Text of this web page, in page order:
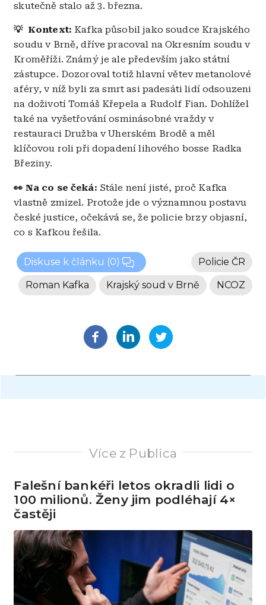
skutečně stalo až 3. března.
💡 Kontext: Kafka působil jako soudce Krajského
soudu v Brně, dříve pracoval na Okresním soudu v
Kroměříži. Známý je ale především jako státní
zástupce. Dozoroval totiž hlavní větev metanolové
aféry, v níž byli za smrt asi padesáti lidí odsouzeni
na doživotí Tomáš Křepela a Rudolf Fian. Dohlížel
také na vyšetřování osminásobné vraždy v
restauraci Družba v Uherském Brodě a měl
klíčovou roli při dopadení lihového bosse Radka
Březiny.
👀 Na co se čeká: Stále není jisté, proč Kafka
vlastně zmizel. Protože jde o významnou postavu
české justice, očekává se, že policie brzy objasní,
co s Kafkou řešila.
Diskuse k článku (0) Policie ČR
NCOZ
Krajský soud v Brně
Roman Kafka
Více z Publica
Falešní bankéři letos okradli lidi o
100 milionů. Ženy jim podléhají 4×
častěji